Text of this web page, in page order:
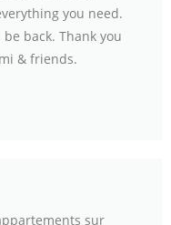
you need.
back. Thank you
& friends.
sur